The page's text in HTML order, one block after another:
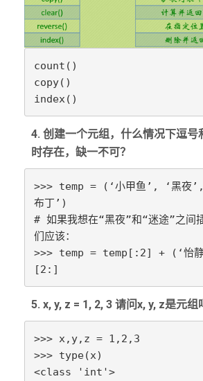
count()
copy()
index()
4. 创建一个元组，什么情况下逗号
时存在，缺一不可？
>>> temp = (‘小甲鱼’, ‘黑夜
布丁’)
# 如果我想在“黑夜”和“迷途”之间
们应该：
>>> temp = temp[:2] + (‘怡
[2:]
5. x, y, z = 1, 2, 3 请问x, y, z是元组
>>> x,y,z = 1,2,3
>>> type(x)
<class 'int'>